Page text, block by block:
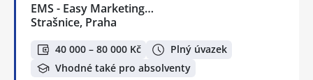
EMS - Easy Marketing…
Strašnice, Praha
40 000 – 80 000 Kč
Plný úvazek
Vhodné také pro absolventy